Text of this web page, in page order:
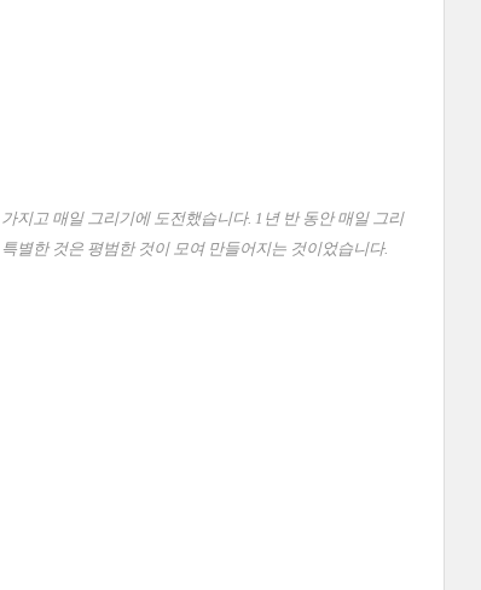
지고 매일 그리기에 도전했습니다. 1년 반 동안 매일 그리
별한 것은 평범한 것이 모여 만들어지는 것이었습니다.